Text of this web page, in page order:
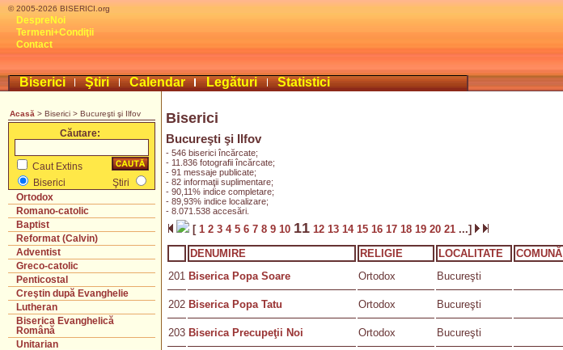
© 2005-2026 BISERICI.org
DespreNoi
Termeni+Condiţii
Contact
Biserici Ştiri Calendar Legături Statistici
Acasă > Biserici > Bucureşti şi Ilfov
Căutare:
Caut Extins
Biserici
Ştiri
Ortodox
Romano-catolic
Baptist
Reformat (Calvin)
Adventist
Greco-catolic
Penticostal
Creştin după Evanghelie
Lutheran
Biserica Evanghelică
Română
Unitarian
Biserici
Bucureşti şi Ilfov
- 546 biserici încărcate;
- 11.836 fotografii încărcate;
- 91 messaje publicate;
- 82 informaţii suplimentare;
- 90,11% indice completare;
- 89,93% indice localizare;
- 8.071.538 accesări.
[1 2 3 4 5 6 7 8 9 10 11 12 13 14 15 16 17 18 19 20 21 ...]
DENUMIRE
RELIGIE LOCALITATE COMUNĂ
201 Biserica Popa Soare Ortodox Bucureşti
202 Biserica Popa Tatu Ortodox Bucureşti
203 Biserica Precupeţii Noi Ortodox Bucureşti